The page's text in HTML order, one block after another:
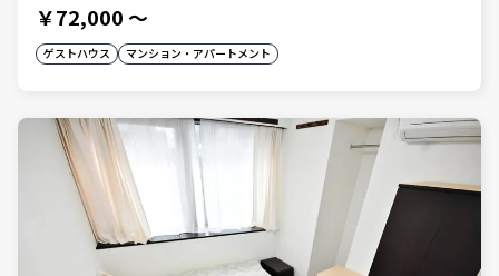
￥72,000～
ゲストハウス マンション・アパートメント